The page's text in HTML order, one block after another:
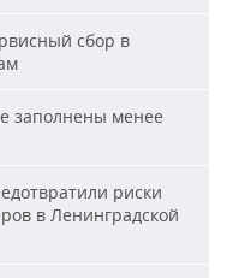
сбор в
заполнены менее
риски
в Ленинградской